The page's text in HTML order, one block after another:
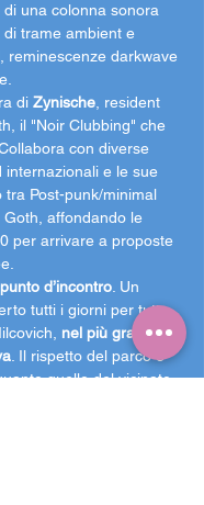
una colonna sonora
trame ambient e
reminescenze darkwave
di Zynische , resident
il "Noir Clubbing" che
con diverse
internazionali e le sue
tra Post-punk/minimal
affondando le
per arrivare a proposte
d’incontro . Un
tutti i giorni per tutta
nel più grande
. Il rispetto del parco è
quello del vicinato,